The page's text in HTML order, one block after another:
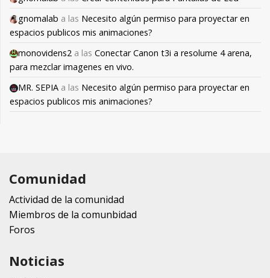
gnomalab a las Necesito algún permiso para proyectar en
espacios publicos mis animaciones?
monovidens2 a las Conectar Canon t3i a resolume 4 arena,
para mezclar imagenes en vivo.
MR. SEPIA a las Necesito algún permiso para proyectar en
espacios publicos mis animaciones?
Comunidad
Actividad de la comunidad
Miembros de la comunbidad
Foros
Noticias